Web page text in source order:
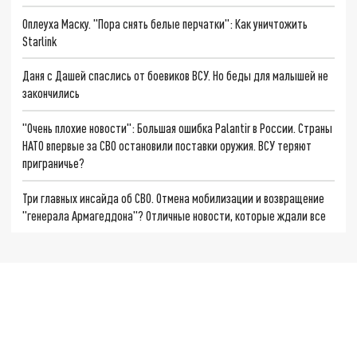
Оплеуха Маску. "Пора снять белые перчатки": Как уничтожить
Starlink
Даня с Дашей спаслись от боевиков ВСУ. Но беды для малышей не
закончились
"Очень плохие новости": Большая ошибка Palantir в России. Страны
НАТО впервые за СВО остановили поставки оружия. ВСУ теряют
приграничье?
Три главных инсайда об СВО. Отмена мобилизации и возвращение
"генерала Армагеддона"? Отличные новости, которые ждали все